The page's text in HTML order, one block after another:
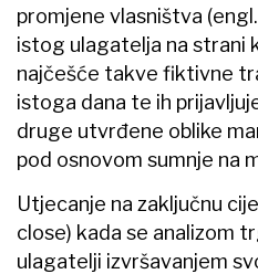
promjene vlasništva
istog ulagatelja na strani
najčešće takve fiktivne
istoga dana te ih
druge utvrđene oblike
pod osnovom sumnje na
Utjecanje na zaključnu
close) kada se analizom
ulagatelji izvršavanjem